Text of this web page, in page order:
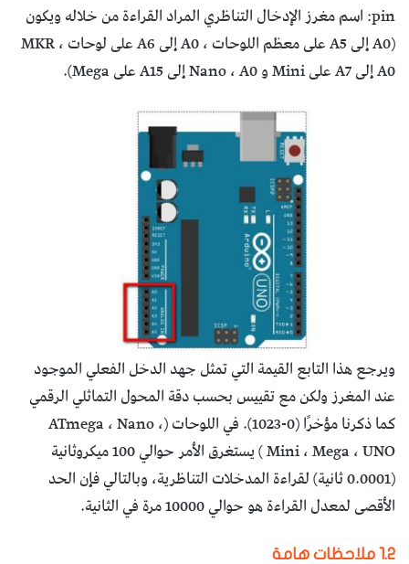
pin: اسم مغرز الإدخال التناظري المراد القراءة من خلاله ويكون
(A0 إلى A5 على معظم اللوحات ، A0 إلى A6 على لوحات MKR ،
A0 إلى A7 على Mini و Nano ، A0 إلى A15 على Mega).
ويرجع هذا التابع القيمة التي تمثل جهد الدخل الفعلي الموجود
عند المغرز ولكن مع تقييس بحسب دقة المحول التماثلي الرقمي
كما ذكرنا مؤخرًا (0-1023). في اللوحات (ATmega ، Nano ،
Mini ، Mega ، UNO ) يستغرق الأمر حوالي 100 ميكروثانية
(0.0001 ثانية) لقراءة المدخلات التناظرية، وبالتالي فإن الحد
الأقصى لمعدل القراءة هو حوالي 10000 مرة في الثانية.
1.2 ملاحظات هامة